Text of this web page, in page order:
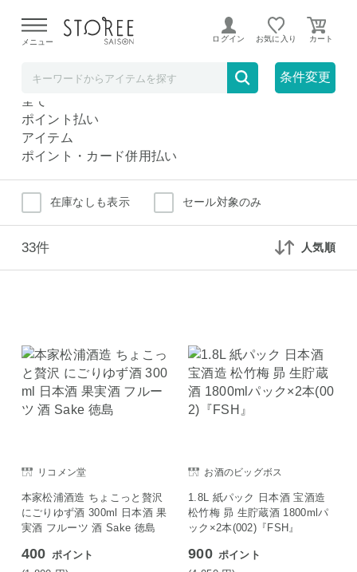
よる配送遅延が発生しております。
メニュー ログイン お気に入り
条件変更
その他日本酒
その他日本酒
全て
ポイント払い
アイテム
ポイント・カード併用払い
在庫なしも表示 セール対象のみ
33件 人気順
リコメン堂
本家松浦酒造 ちょこっと贅沢
にごりゆず酒 300ml 日本酒 果
実酒 フルーツ 酒 Sake 徳島
400 ポイント
お酒のビッグボス
1.8L 紙パック 日本酒 宝酒造
松竹梅 昴 生貯蔵酒 1800mlパ
ック×2本(002)『FSH』
900 ポイント